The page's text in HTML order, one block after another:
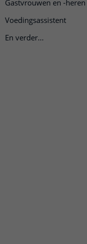
Gastvrouwen en -heren
Voedingsassistent
En verder...
te openen